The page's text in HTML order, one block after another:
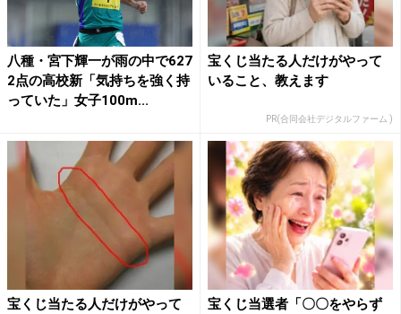
八種・宮下輝一が雨の中で627
2点の高校新「気持ちを強く持
っていた」女子100m...
宝くじ当たる人だけがやって
いること、教えます
PR(合同会社デジタルファーム )
宝くじ当たる人だけがやって
宝くじ当選者「〇〇をやらず